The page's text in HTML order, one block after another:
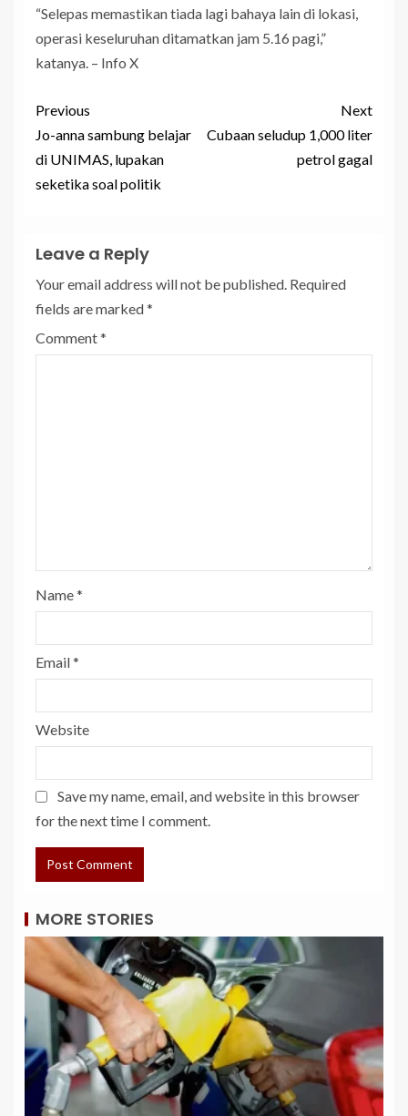
“Selepas memastikan tiada lagi bahaya lain di lokasi,
operasi keseluruhan ditamatkan jam 5.16 pagi,”
katanya. – Info X
Previous
Jo-anna sambung belajar
di UNIMAS, lupakan
seketika soal politik
Next
Cubaan seludup 1,000 liter
petrol gagal
Leave a Reply
Your email address will not be published. Required
fields are marked*
Comment*
Name*
Email*
Website
Save my name, email, and website in this browser
for the next time I comment.
MORE STORIES